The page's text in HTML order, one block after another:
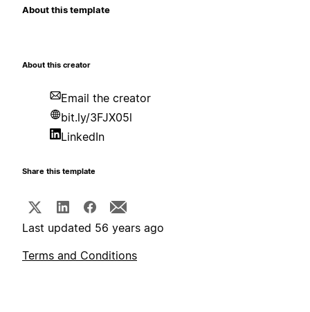
About this template
About this creator
Email the creator
bit.ly/3FJX05l
LinkedIn
Share this template
Last updated 56 years ago
Terms and Conditions